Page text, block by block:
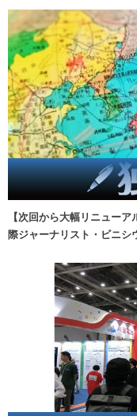
【次回から大幅リニュー
際ジャーナリスト・ビニシ